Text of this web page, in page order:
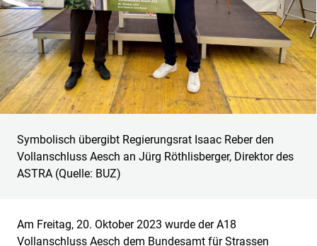
Symbolisch übergibt Regierungsrat Isaac Reber den
Vollanschluss Aesch an Jürg Röthlisberger, Direktor des
ASTRA (Quelle: BUZ)
Am Freitag, 20. Oktober 2023 wurde der A18
Vollanschluss Aesch dem Bundesamt für Strassen